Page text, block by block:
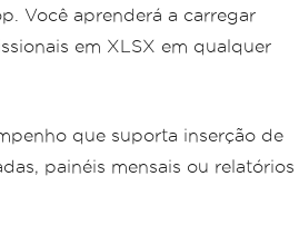
Você aprenderá a carregar
em XLSX em qualquer
que suporta inserção de
painéis mensais ou relatórios